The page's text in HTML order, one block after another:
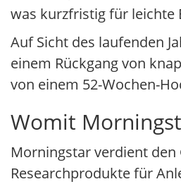
was kurzfristig für leichte
Auf Sicht des laufenden
einem Rückgang von
von einem 52-Wochen-
Womit
Morningstar verdient
Researchprodukte für